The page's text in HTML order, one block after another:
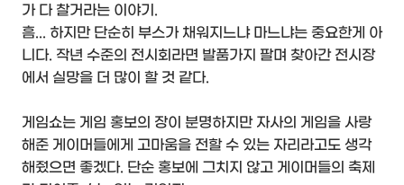
가 다 찰거라는 이야기.
흠... 하지만 단순히 부스가 채워지느냐 마느냐는 중요한게 아
니다. 작년 수준의 전시회라면 발품가지 팔며 찾아간 전시장
에서 실망을 더 많이 할 것 같다.
게임쇼는 게임 홍보의 장이 분명하지만 자사의 게임을 사랑
해준 게이머들에게 고마움을 전할 수 있는 자리라고도 생각
해줬으면 좋겠다. 단순 홍보에 그치지 않고 게이머들의 축제